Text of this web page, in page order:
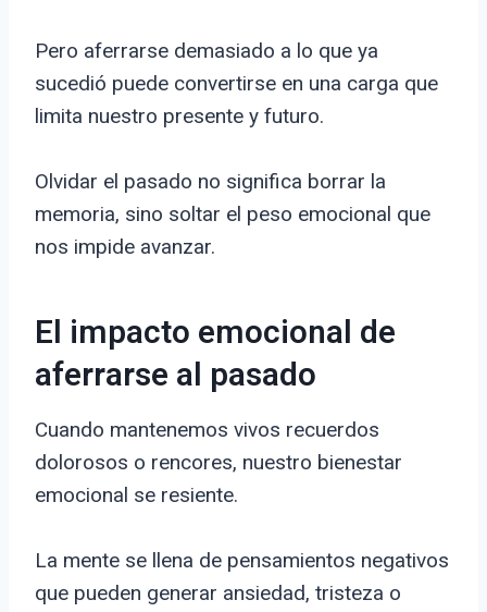
Pero aferrarse demasiado a lo que ya
sucedió puede convertirse en una carga que
limita nuestro presente y futuro.
Olvidar el pasado no significa borrar la
memoria, sino soltar el peso emocional que
nos impide avanzar.
El impacto emocional de
aferrarse al pasado
Cuando mantenemos vivos recuerdos
dolorosos o rencores, nuestro bienestar
emocional se resiente.
La mente se llena de pensamientos negativos
que pueden generar ansiedad, tristeza o